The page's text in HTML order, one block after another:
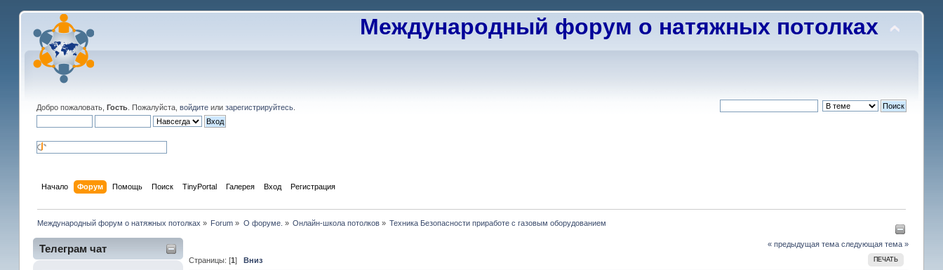
Международный форум о натяжных потолках
Добро пожаловать, Гость. Пожалуйста, войдитеили зарегистрируйтесь.
Начало Форум Помощь Поиск TinyPortal Галерея Вход Регистрация
Международный форум о натяжных потолках » Forum » О форуме. » Онлайн-школа потолков » Техника Безопасности приработе с газовым оборудованием
Телеграм чат « предыдущая тема следующая тема »
ПЕЧАТЬ
Страницы: [1]Вниз